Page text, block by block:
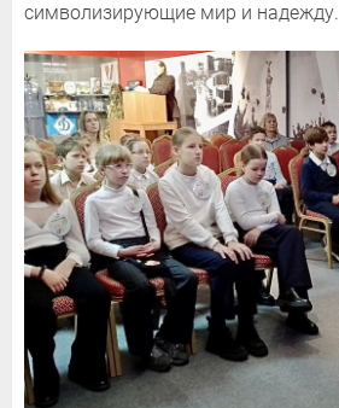
символизирующие мир и надежду.